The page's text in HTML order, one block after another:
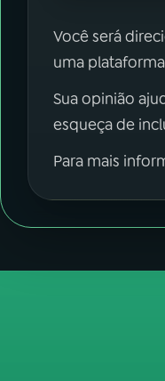
Você será
uma
Sua opinião
esqueça de
Para mais